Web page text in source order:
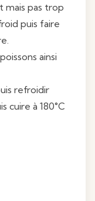
mais pas trop
puis faire
ainsi
refroidir
cuire à 180°C